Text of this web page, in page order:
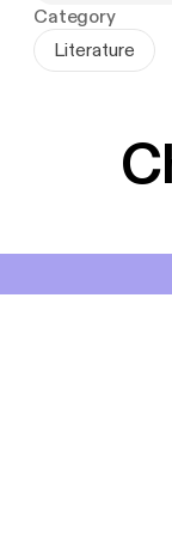
Sydänhirviö
Category
Literature